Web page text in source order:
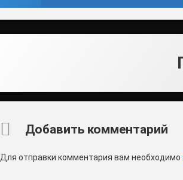
Комментарии
Добавить комментарий
Для отправки комментария вам необходимо